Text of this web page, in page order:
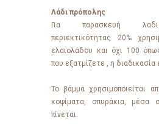
Λάδι πρόπολης
Για παρασκευή
περιεκτικότητας 20%
ελαιολάδου και όχι 100
που εξατμίζετε , η διαδικασία
Το βάμμα χρησιμοποιείται
κοψίματα, σπυράκια, μέσα
πίνεται.